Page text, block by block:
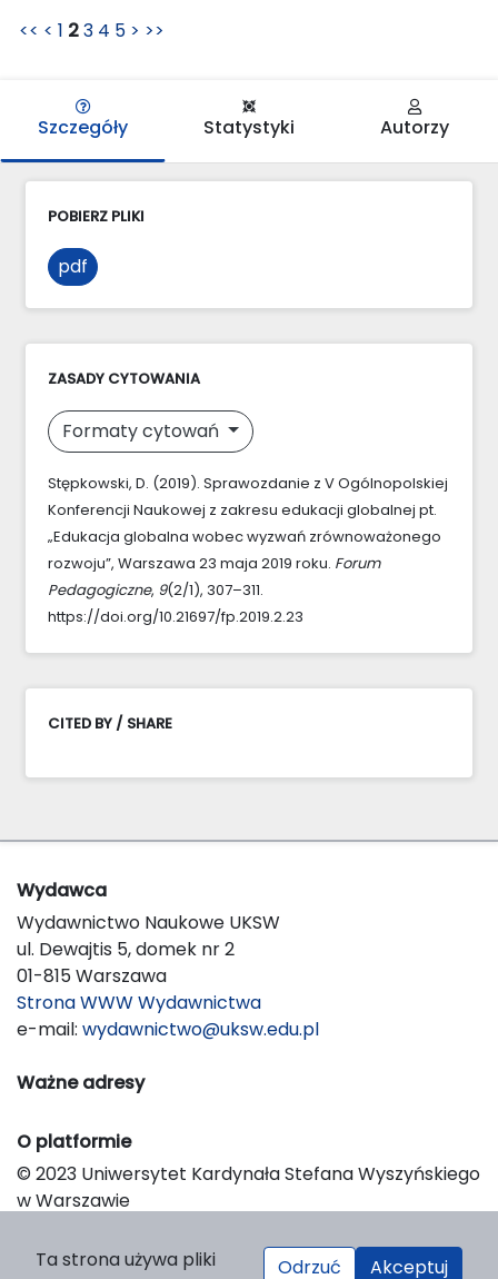
<< < 1 23 4 5 > >>
Szczegóły Statystyki Autorzy
POBIERZ PLIKI
pdf
ZASADY CYTOWANIA
Formaty cytowań
Stępkowski, D. (2019). Sprawozdanie z V Ogólnopolskiej
Konferencji Naukowej z zakresu edukacji globalnej pt.
„Edukacja globalna wobec wyzwań zrównoważonego
rozwoju”, Warszawa 23 maja 2019 roku. Forum
Pedagogiczne, 9(2/1), 307–311.
https://doi.org/10.21697/fp.2019.2.23
CITED BY / SHARE
Wydawca
Wydawnictwo Naukowe UKSW
ul. Dewajtis 5, domek nr 2
01-815 Warszawa
Strona WWW Wydawnictwa
e-mail: wydawnictwo@uksw.edu.pl
Ważne adresy
O platformie
© 2023 Uniwersytet Kardynała Stefana Wyszyńskiego
w Warszawie
Platform & Workflow by OJS/PKP
Ta strona używa pliki
Odrzuć Akceptuj